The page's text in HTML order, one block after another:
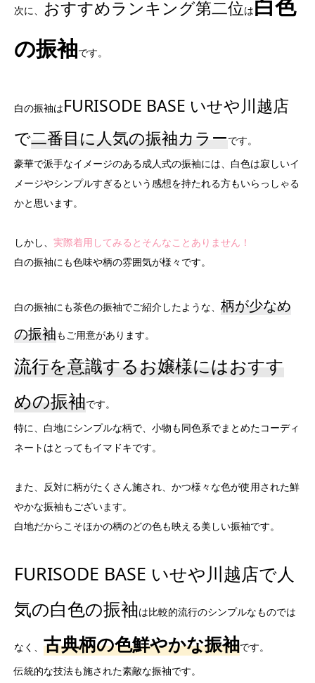
次に、 おすすめランキング第二位は白色
の振袖です。
白の振袖はFURISODE BASE いせや川越店
で二番目に人気の振袖カラーです。
豪華で派手なイメージのある成人式の振袖には、白色は寂しいイ
メージやシンプルすぎるという感想を持たれる方もいらっしゃる
かと思います。
しかし、 実際着用してみるとそんなことありません！
白の振袖にも色味や柄の雰囲気が様々です。
白の振袖にも茶色の振袖でご紹介したような、 柄が少なめ
の振袖もご用意があります。
流行を意識するお嬢様にはおすす
めの振袖です。
特に、白地にシンプルな柄で、小物も同色系でまとめたコーディ
ネートはとってもイマドキです。
また、反対に柄がたくさん施され、かつ様々な色が使用された鮮
やかな振袖もございます。
白地だからこそほかの柄のどの色も映える美しい振袖です。
FURISODE BASE いせや川越店で人
気の白色の振袖は比較的流行のシンプルなものでは
なく、 古典柄の色鮮やかな振袖です。
伝統的な技法も施された素敵な振袖です。